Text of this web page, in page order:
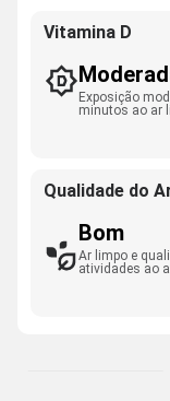
Vitamina D
Exposição
minutos ao ar
Qualidade do
Bom
Ar limpo e
atividades ao